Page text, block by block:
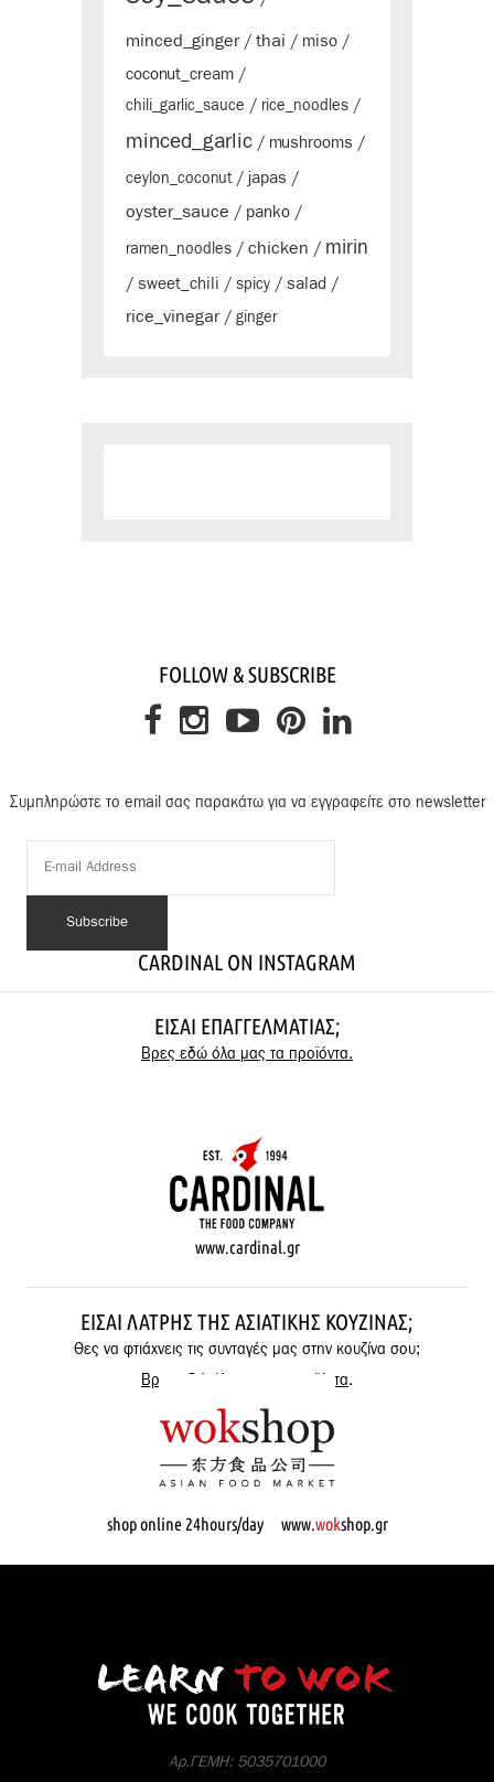
minced_ginger/ thai / miso /
coconut_cream /
chili_garlic_sauce / rice_noodles /
minced_garlic / mushrooms /
ceylon_coconut/ japas /
oyster_sauce / panko /
ramen_noodles / chicken / mirin
/ sweet_chili / spicy / salad /
rice_vinegar/ ginger
FOLLOW & SUBSCRIBE
Συμπληρώστε το email σας παρακάτω για να εγγραφείτε στο newsletter
CARDINAL ON INSTAGRAM
ΕΊΣΑΙ ΕΠΑΓΓΕΛΜΑΤΊΑΣ;
Βρες εδώ όλα μας τα προϊόντα.
www.cardinal.gr
ΕΊΣΑΙ ΛΆΤΡΗΣ ΤΗΣ ΑΣΙΑΤΙΚΉΣ ΚΟΥΖΊΝΑΣ;
Θες να φτιάχνεις τις συνταγές μας στην κουζίνα σου;
Βρες εδώ όλα μας τα προϊόντα.
shop online 24hours/day www.wokshop.gr
Αρ.ΓΕΜΗ: 5035701000